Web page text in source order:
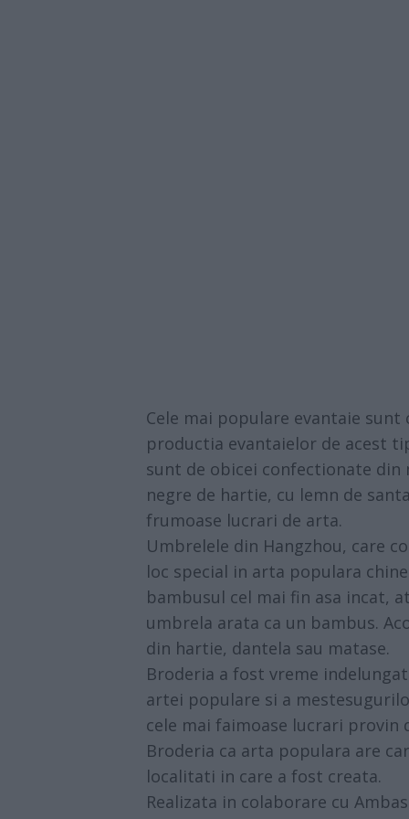
Cele mai populare evantaie
productia evantaielor de acest
sunt de obicei confectionate din
negre de hartie, cu lemn de
frumoase lucrari de arta.
Umbrelele din Hangzhou, care
loc special in arta populara
bambusul cel mai fin asa incat,
umbrela arata ca un bambus.
din hartie, dantela sau matase.
Broderia a fost vreme
artei populare si a
cele mai faimoase lucrari provin
Broderia ca arta populara are
localitati in care a fost creata.
Realizata in colaborare cu